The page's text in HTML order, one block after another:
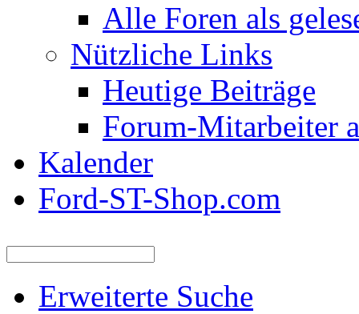
Alle Foren als
Nützliche Links
Heutige Beiträge
Forum-Mitarbeiter
Kalender
Ford-ST-Shop.com
Erweiterte Suche